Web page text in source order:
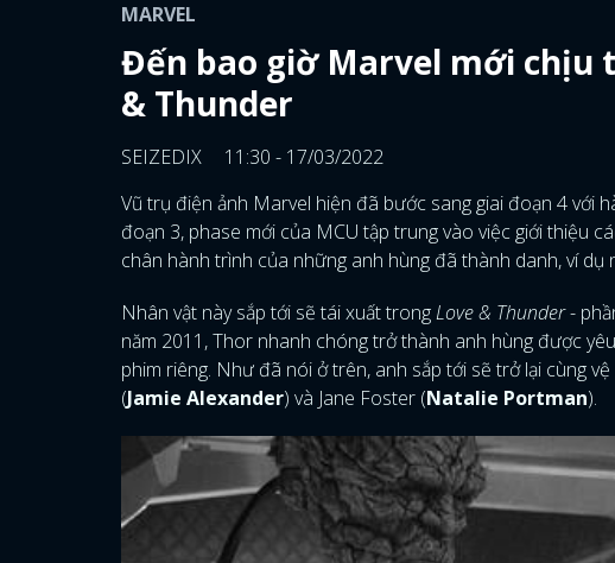
MARVEL
Đến bao giờ Marvel mới chịu
& Thunder
SEIZEDIX
11:30 - 17/03/2022
Vũ trụ điện ảnh Marvel hiện đã bước sang giai đoạn 4 với
đoạn 3, phase mới của MCU tập trung vào việc giới thiệu
chân hành trình của những anh hùng đã thành danh, ví dụ
Nhân vật này sắp tới sẽ tái xuất trongLove & Thunder-
năm 2011, Thor nhanh chóng trở thành anh hùng được
phim riêng. Như đã nói ở trên, anh sắp tới sẽ trở lại cùng vệ
(Jamie Alexander) và Jane Foster (Natalie Portman).